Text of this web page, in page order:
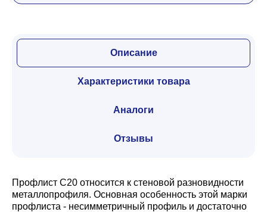
Описание
Характеристики товара
Аналоги
Отзывы
Профлист С20 относится к стеновой разновидности
металлопрофиля. Основная особенность этой марки
профлиста - несимметричный профиль и достаточно